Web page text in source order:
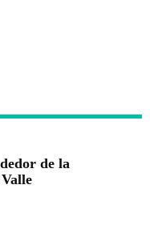
de la